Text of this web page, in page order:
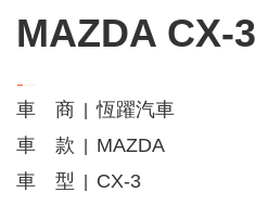
MAZDA CX-3
車 商
恆躍汽車
車 款
MAZDA
車 型
CX-3